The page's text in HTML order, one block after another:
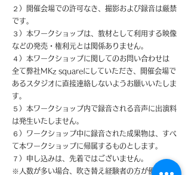
２）開催会場での許可なき、撮影および録音は厳禁
です。
３）本ワークショップは、教材として利用する映像
などの発売・権利元とは関係ありません。
４）本ワークショップに関してのお問い合わせは
全て弊社MKz squareにしていただき、開催会場で
あるスタジオに直接連絡しないようお願いいたしま
す。
５）本ワークショップ内で録音される音声に出演料
は発生いたしません。
６）ワークショップ中に録音された成果物は、すべ
て本ワークショップに帰属するものとします。
７）申し込みは、先着ではございません。
※人数が多い場合、吹き替え経験者の方が優遇され